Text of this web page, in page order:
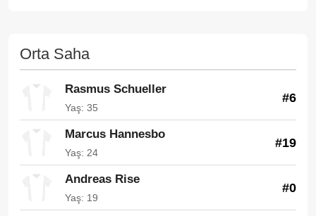
Orta Saha
Rasmus Schueller
Yaş: 35
#6
Marcus Hannesbo
Yaş: 24
#19
Andreas Rise
Yaş: 19
#0